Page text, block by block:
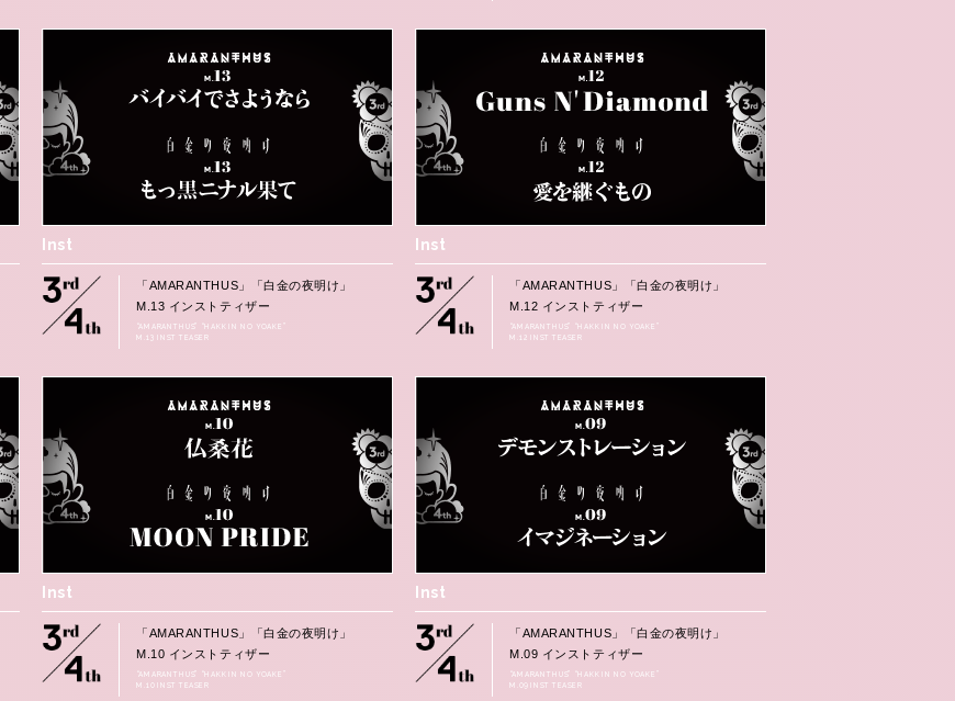
Inst
「AMARANTHUS」「白金の夜明け」
M.13 インストティザー
“AMARANTHUS” “HAKKIN NO YOAKE”
M.13 INST TEASER
Inst
「AMARANTHUS」「白金の夜明け」
M.12 インストティザー
“AMARANTHUS” “HAKKIN NO YOAKE”
M.12 INST TEASER
Inst
「AMARANTHUS」「白金の夜明け」
M.10 インストティザー
“AMARANTHUS” “HAKKIN NO YOAKE”
M.10 INST TEASER
Inst
「AMARANTHUS」「白金の夜明け」
M.09 インストティザー
“AMARANTHUS” “HAKKIN NO YOAKE”
M.09 INST TEASER